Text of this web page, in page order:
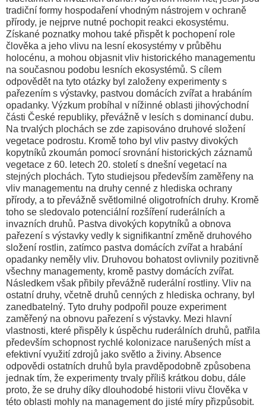
tradiční formy hospodaření vhodným nástrojem v ochraně
přírody, je nejprve nutné pochopit reakci ekosystému.
Získané poznatky mohou také přispět k pochopení role
člověka a jeho vlivu na lesní ekosystémy v průběhu
holocénu, a mohou objasnit vliv historického managementu
na současnou podobu lesních ekosystémů. S cílem
odpovědět na tyto otázky byl založeny experimenty s
pařezením s výstavky, pastvou domácích zvířat a hrabáním
opadanky. Výzkum probíhal v nížinné oblasti jihovýchodní
části České republiky, převážně v lesích s dominancí dubu.
Na trvalých plochách se zde zapisováno druhové složení
vegetace podrostu. Kromě toho byl vliv pastvy divokých
kopytníků zkoumán pomocí srovnání historických záznamů
vegetace z 60. letech 20. století s dnešní vegetací na
stejných plochách. Tyto studiejsou především zaměřeny na
vliv managementu na druhy cenné z hlediska ochrany
přírody, a to převážně světlomilné oligotrofních druhy. Kromě
toho se sledovalo potenciální rozšíření ruderálních a
invazních druhů. Pastva divokých kopytníků a obnova
pařezení s výstavky vedly k signifikantní změně druhového
složení rostlin, zatímco pastva domácích zvířat a hrabání
opadanky neměly vliv. Druhovou bohatost ovlivnily pozitivně
všechny managementy, kromě pastvy domácích zvířat.
Následkem však přibily převážně ruderální rostliny. Vliv na
ostatní druhy, včetně druhů cenných z hlediska ochrany, byl
zanedbatelný. Tyto druhy podpořil pouze experiment
zaměřený na obnovu pařezení s výstavky. Mezi hlavní
vlastnosti, které přispěly k úspěchu ruderálních druhů, patřila
především schopnost rychlé kolonizace narušených míst a
efektivní využití zdrojů jako světlo a živiny. Absence
odpovědi ostatních druhů byla pravděpodobně způsobena
jednak tím, že experimenty trvaly příliš krátkou dobu, dále
proto, že se druhy díky dlouhodobé historii vlivu člověka v
této oblasti mohly na management do jisté míry přizpůsobit.